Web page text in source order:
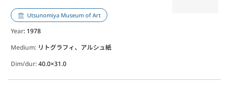
Utsunomiya Museum of Art
Year: 1978
Medium: リトグラフィ、アルシュ紙
Dim/dur:40.0×31.0